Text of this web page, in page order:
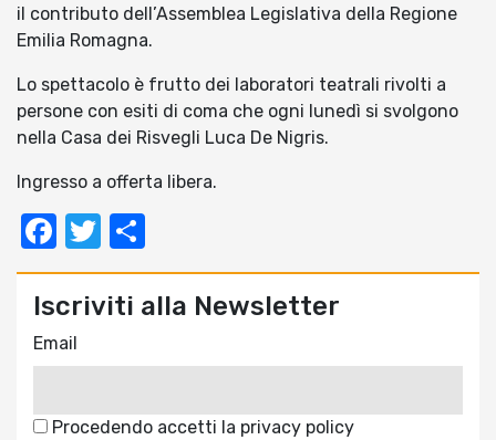
il contributo dell’Assemblea Legislativa della Regione
Emilia Romagna.
Lo spettacolo è frutto dei laboratori teatrali rivolti a
persone con esiti di coma che ogni lunedì si svolgono
nella Casa dei Risvegli Luca De Nigris.
Ingresso a offerta libera.
Facebook
Twitter
Iscriviti alla Newsletter
Email
Procedendo accetti la privacy policy